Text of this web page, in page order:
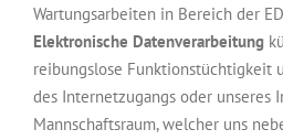
Wartungsarbeiten in Bereich der
Elektronische Datenverarbeitung
reibungslose Funktionstüchtigkeit
des Internetzugangs oder unseres
Mannschaftsraum, welcher uns